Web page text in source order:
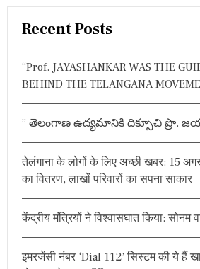
a
Recent Posts
“Prof. JAYASHANKAR WAS THE
BEHIND THE TELANGANA
” తెలంగాణ ఉద్యమానికి దిక్సూచి ప్రొ.
तेलंगाना के लोगों के लिए अच्छी खबर: 15
का वितरण, लाखों परिवारों का सपना साकार
केंद्रीय मंत्रियों ने विश्वासघात किया: सोनम
इमरजेंसी नंबर ‘Dial 112’ सिस्टम की ये हैं